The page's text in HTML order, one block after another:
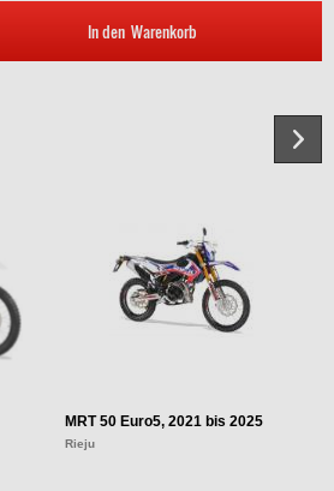
In den Warenkorb
MRT 50 Euro5, 2021 bis 2025
Rieju